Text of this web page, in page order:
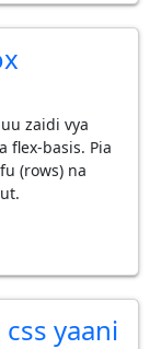
zaidi vya
flex-basis. Pia
(rows) na
css yaani